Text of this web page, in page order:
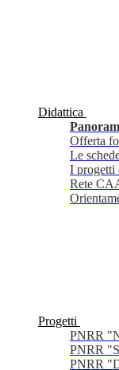
Didattica
Offerta
Le
I progetti
Rete
Progetti
PNRR
PNRR
PNRR